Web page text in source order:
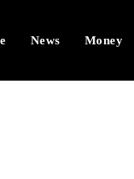
News Money